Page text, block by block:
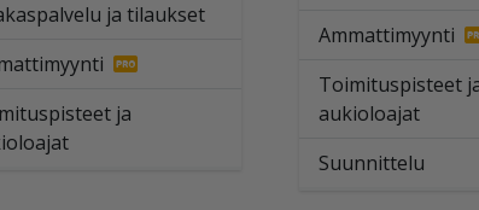
ja tilaukset
ja
Ammattimyynti
Toimituspisteet
aukioloajat
Suunnittelu